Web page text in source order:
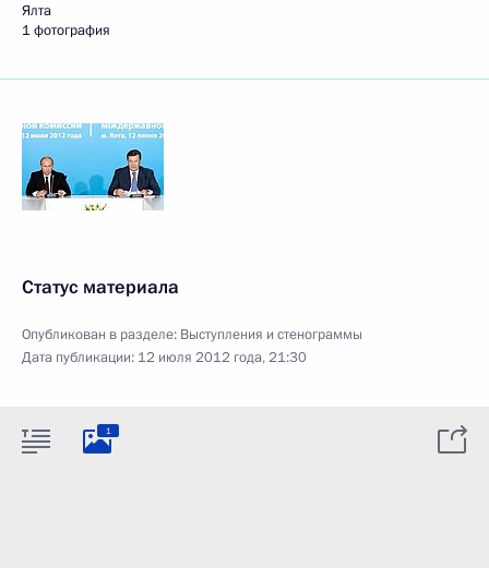
Ялта
1 фотография
Статус материала
Опубликован в разделе: Выступления и стенограммы
Дата публикации: 12 июля 2012 года, 21:30
1